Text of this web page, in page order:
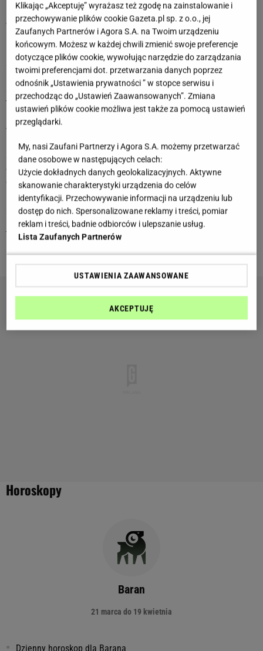
Byku, w tym tygodniu osoby spod znaku Byka pojawi się
więcej ruchu i konkretów. W pracy i finansach warto działać
rozsądnie i nie ryzykować bez potrzeby, bo łatwo o
niepotrzebne komplikacje. Relacje mogą wymagać większej
szczerości i jasnej komunikacji, nawet jeśli rozmowy nie
będą całkiem komfortowe. Ktoś może odezwać się z ważną
sprawą lub propozycją, którą warto spokojnie rozważyć. To
tydzień, w którym cierpliwość przynosi realne efekty.
4 maja 2026 - 10 maja 2026
Byku, choć maj zacznie się spokojniej, to będziesz czuć na
swoich barkach nacisk na porządkowanie spraw i
odzyskiwanie równowagi. Możesz potrzebować więcej
czasu dla siebie i nieco zwolnić tempo, żeby lepiej złapać
kierunek działania. Drobne sprawy wymagają dokładności,
ale bez presji i nerwowych decyzji. To dobry moment na
przemyślenie planów i odcięcie się od chaosu z ostatnich
tygodni. W tle może pojawić się potrzeba większego
Horoskopy
Baran
21 marca do 19 kwietnia
Dzienny horoskop dla Barana
Klikając „Akceptuję” wyrażasz też zgodę na zainstalowanie i
przechowywanie plików cookie Gazeta.pl sp. z o.o., jej
Zaufanych Partnerów i Agora S.A. na Twoim urządzeniu
końcowym. Możesz w każdej chwili zmienić swoje preferencje
dotyczące plików cookie, wywołując narzędzie do zarządzania
twoimi preferencjami dot. przetwarzania danych poprzez
odnośnik „Ustawienia prywatności ” w stopce serwisu i
przechodząc do „Ustawień Zaawansowanych”. Zmiana
ustawień plików cookie możliwa jest także za pomocą ustawień
przeglądarki.
My, nasi Zaufani Partnerzy i Agora S.A. możemy przetwarzać
dane osobowe w następujących celach:
Użycie dokładnych danych geolokalizacyjnych. Aktywne
skanowanie charakterystyki urządzenia do celów
identyfikacji. Przechowywanie informacji na urządzeniu lub
dostęp do nich. Spersonalizowane reklamy i treści, pomiar
reklam i treści, badnie odbiorców i ulepszanie usług.
Lista Zaufanych Partnerów
USTAWIENIA ZAAWANSOWANE
AKCEPTUJĘ